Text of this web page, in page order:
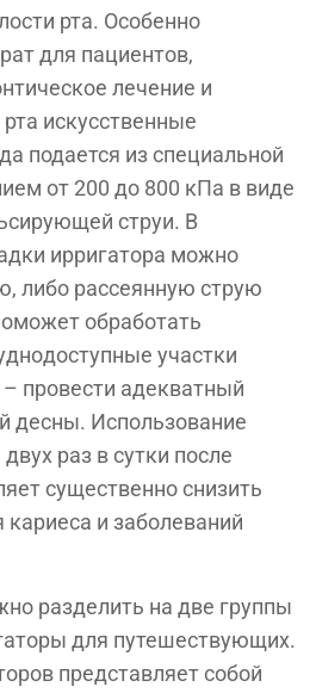
рта. Особенно
для пациентов,
лечение и
искусственные
подается из специальной
от 200 до 800 кПа в виде
струи. В
ирригатора мож­но
либо рассеянную струю
обработать
участки
– провести адек­ватный
десны. Использование
раз в сутки после
существенно снизить
ка­риеса и заболеваний
разделить на две группы
для путешествующих.
представляет собой